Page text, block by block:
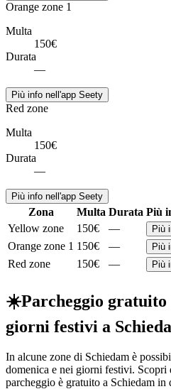
Orange zone 1
Multa
150€
Durata
—
Più info nell'app Seety
Red zone
Multa
150€
Durata
—
Più info nell'app Seety
Zona Multa Durata Più
Yellow zone
150€ — Più
Orange zone 1 150€ — Più
Red zone 150€ — Più
☀️Parcheggio gratuito
giorni festivi a
In alcune zone di Schiedam è
domenica e nei giorni festivi.
parcheggio è gratuito a Schiedam in